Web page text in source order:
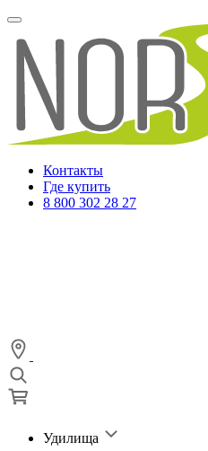
Контакты
Где купить
8 800 302 28 27
Удилища